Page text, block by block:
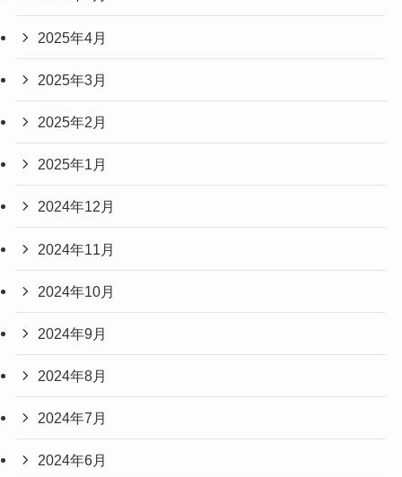
2025年4月
2025年3月
2025年2月
2025年1月
2024年12月
2024年11月
2024年10月
2024年9月
2024年8月
2024年7月
2024年6月